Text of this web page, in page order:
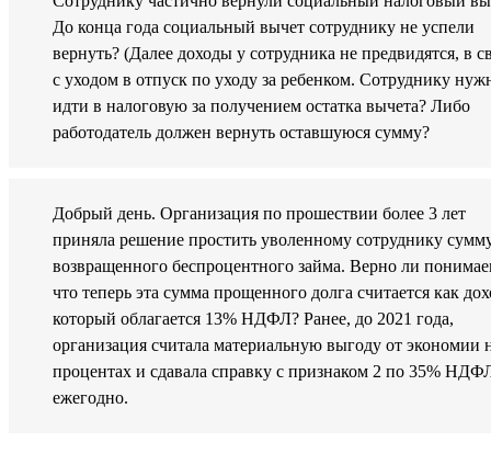
До конца года социальный вычет сотруднику не успели
вернуть? (Далее доходы у сотрудника не предвидятся, в
с уходом в отпуск по уходу за ребенком. Сотруднику
идти в налоговую за получением остатка вычета? Либо
работодатель должен вернуть оставшуюся сумму?
Добрый день. Организация по прошествии более 3 лет
приняла решение простить уволенному сотруднику
возвращенного беспроцентного займа. Верно ли
что теперь эта сумма прощенного долга считается как
который облагается 13% НДФЛ? Ранее, до 2021 года,
организация считала материальную выгоду от экономии
процентах и сдавала справку с признаком 2 по 35%
ежегодно.